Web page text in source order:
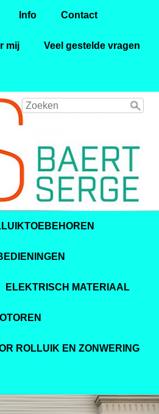
Info Contact
mij Veel gestelde vragen
ELEKTRISCH MATERIAAL
ROLLUIK EN ZONWERING